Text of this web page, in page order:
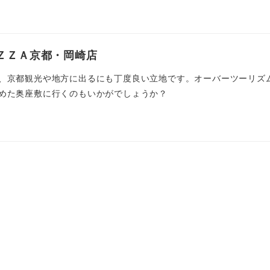
ＺＡ京都・岡崎店
京都観光や地方に出るにも丁度良い立地です。オーバーツーリズ
た奥座敷に行くのもいかがでしょうか？